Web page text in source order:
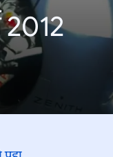
2012